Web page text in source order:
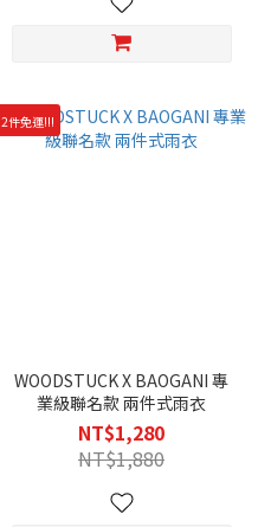
2件免運!!!
WOODSTUCK X BAOGANI 專
業級聯名款 兩件式雨衣
NT$1,280
NT$1,880